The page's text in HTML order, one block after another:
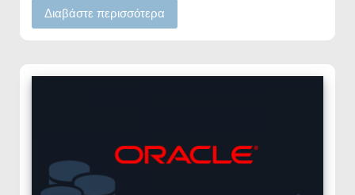
Διαβάστε περισσότερα